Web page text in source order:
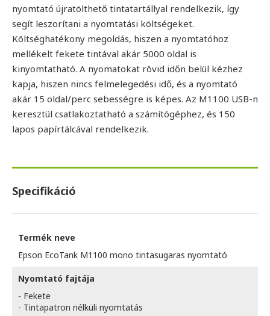
nyomtató újratölthető tintatartállyal rendelkezik, így
segít leszorítani a nyomtatási költségeket.
Költséghatékony megoldás, hiszen a nyomtatóhoz
mellékelt fekete tintával akár 5000 oldal is
kinyomtatható. A nyomatokat rövid időn belül kézhez
kapja, hiszen nincs felmelegedési idő, és a nyomtató
akár 15 oldal/perc sebességre is képes. Az M1100 USB-n
keresztül csatlakoztatható a számítógéphez, és 150
lapos papírtálcával rendelkezik.
Specifikáció
Termék neve
Epson EcoTank M1100 mono tintasugaras nyomtató
Nyomtató fajtája
- Fekete
- Tintapatron nélküli nyomtatás